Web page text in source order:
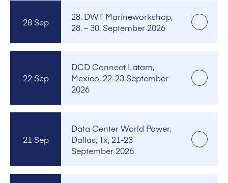
28 Sep
28. DWT Marineworkshop,
28. – 30. September 2026
22 Sep
DCD Connect Latam,
Mexico, 22-23 September
2026
21 Sep
Data Center World Power,
Dallas, Tx, 21-23
September 2026